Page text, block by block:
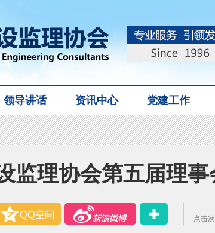
领导讲话 资讯中心 党建工作
监理协会第五届理
点击